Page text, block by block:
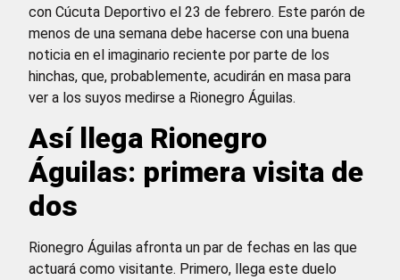
con Cúcuta Deportivo el 23 de febrero. Este parón de
menos de una semana debe hacerse con una buena
noticia en el imaginario reciente por parte de los
hinchas, que, probablemente, acudirán en masa para
ver a los suyos medirse a Rionegro Águilas.
Así llega Rionegro
Águilas: primera visita de
dos
Rionegro Águilas afronta un par de fechas en las que
actuará como visitante. Primero, llega este duelo